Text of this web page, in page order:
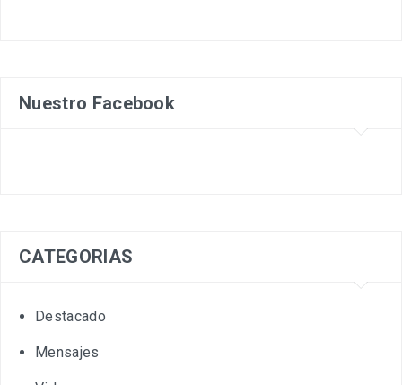
Nuestro Facebook
CATEGORIAS
Destacado
Mensajes